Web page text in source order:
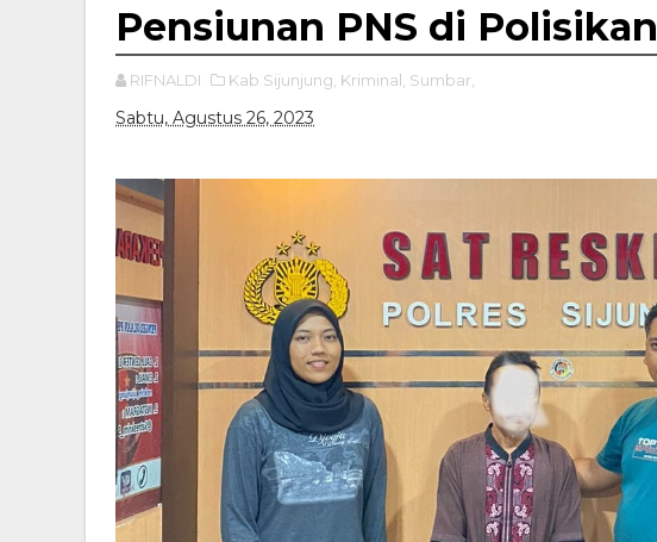
Pensiunan PNS di Polisikan
RIFNALDI Kab Sijunjung, Kriminal, Sumbar,
Sabtu, Agustus 26, 2023